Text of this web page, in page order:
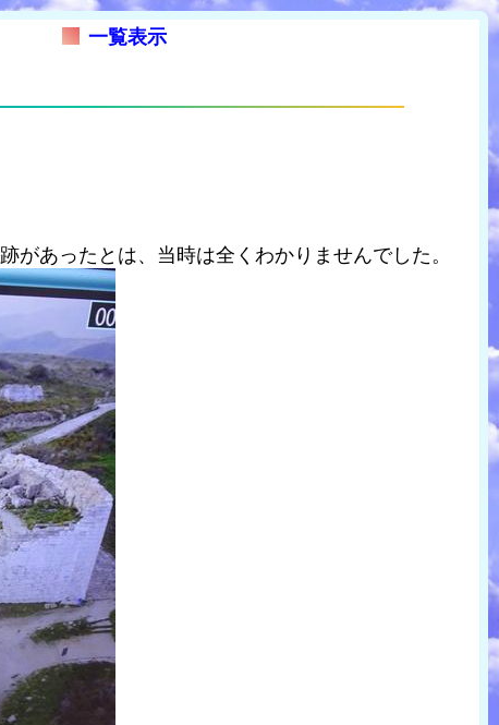
一覧表示
あったとは、当時は全くわかりませんでした。